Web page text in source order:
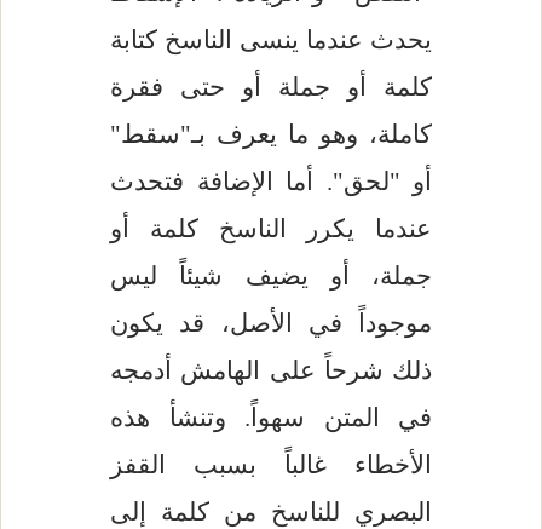
يحدث عندما ينسى الناسخ كتابة
كلمة أو جملة أو حتى فقرة
كاملة، وهو ما يعرف بـ"سقط"
أو "لحق". أما الإضافة فتحدث
عندما يكرر الناسخ كلمة أو
جملة، أو يضيف شيئاً ليس
موجوداً في الأصل، قد يكون
ذلك شرحاً على الهامش أدمجه
في المتن سهواً. وتنشأ هذه
الأخطاء غالباً بسبب القفز
البصري للناسخ من كلمة إلى